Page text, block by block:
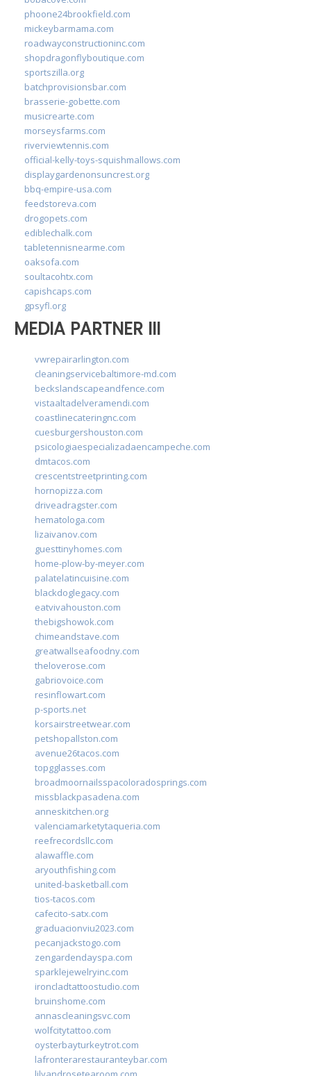
phoone24brookfield.com
mickeybarmama.com
roadwayconstructioninc.com
shopdragonflyboutique.com
sportszilla.org
batchprovisionsbar.com
brasserie-gobette.com
musicrearte.com
morseysfarms.com
riverviewtennis.com
official-kelly-toys-squishmallows.com
displaygardenonsuncrest.org
bbq-empire-usa.com
feedstoreva.com
drogopets.com
ediblechalk.com
tabletennisnearme.com
oaksofa.com
soultacohtx.com
capishcaps.com
gpsyfl.org
MEDIA PARTNER III
vwrepairarlington.com
cleaningservicebaltimore-md.com
beckslandscapeandfence.com
vistaaltadelveramendi.com
coastlinecateringnc.com
cuesburgershouston.com
psicologiaespecializadaencampeche.com
dmtacos.com
crescentstreetprinting.com
hornopizza.com
driveadragster.com
hematologa.com
lizaivanov.com
guesttinyhomes.com
home-plow-by-meyer.com
palatelatincuisine.com
blackdoglegacy.com
eatvivahouston.com
thebigshowok.com
chimeandstave.com
greatwallseafoodny.com
theloverose.com
gabriovoice.com
resinflowart.com
p-sports.net
korsairstreetwear.com
petshopallston.com
avenue26tacos.com
topgglasses.com
broadmoornailsspacoloradosprings.com
missblackpasadena.com
anneskitchen.org
valenciamarketytaqueria.com
reefrecordsllc.com
alawaffle.com
aryouthfishing.com
united-basketball.com
tios-tacos.com
cafecito-satx.com
graduacionviu2023.com
pecanjackstogo.com
zengardendayspa.com
sparklejewelryinc.com
ironcladtattoostudio.com
bruinshome.com
annascleaningsvc.com
wolfcitytattoo.com
oysterbayturkeytrot.com
lafronterarestauranteybar.com